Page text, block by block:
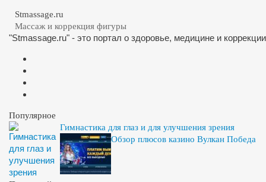
Stmassage.ru
Массаж и коррекция фигуры
"Stmassage.ru" - это портал о здоровье, медицине и
Популярное
Гимнастика для глаз и для улучшения зрения
Обзор плюсов казино Вулкан Победа